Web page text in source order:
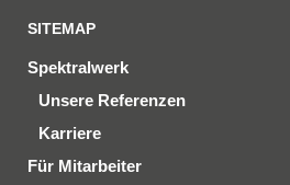
SITEMAP
Spektralwerk
Unsere Referenzen
Karriere
Für Mitarbeiter